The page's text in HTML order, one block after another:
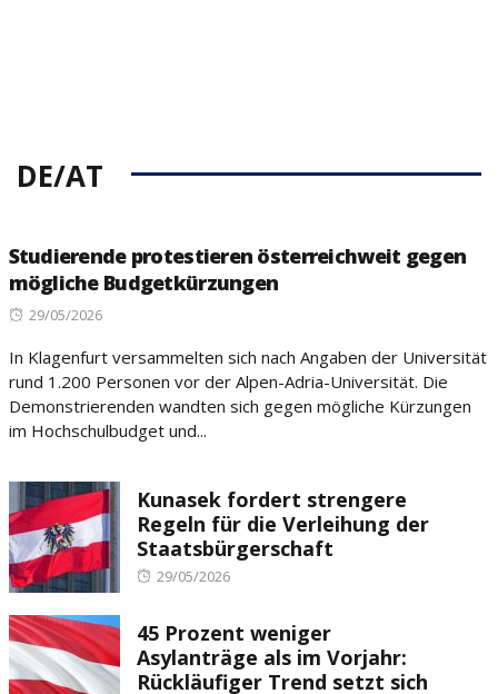
DE/AT
Studierende protestieren österreichweit gegen
mögliche Budgetkürzungen
Posted
29/05/2026
In Klagenfurt versammelten sich nach Angaben der Universität
rund 1.200 Personen vor der Alpen-Adria-Universität. Die
Demonstrierenden wandten sich gegen mögliche Kürzungen
im Hochschulbudget und...
Kunasek fordert strengere
Regeln für die Verleihung der
Staatsbürgerschaft
Posted
29/05/2026
45 Prozent weniger
Asylanträge als im Vorjahr:
Rückläufiger Trend setzt sich